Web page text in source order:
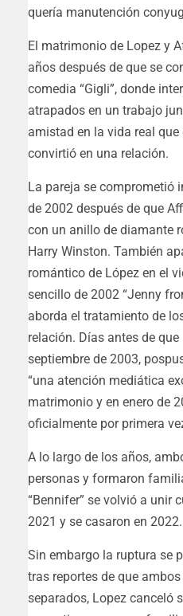
quería manutención
El matrimonio de Lopez y
años después de que se
comedia “Gigli”, donde
atrapados en un trabajo
amistad en la vida real
convirtió en una relación.
La pareja se comprometió
de 2002 después de que
con un anillo de diamante
Harry Winston. También
romántico de López en el
sencillo de 2002 “Jenny
aborda el tratamiento de
relación. Días antes de
septiembre de 2003,
“una atención mediática
matrimonio y en enero de
oficialmente por primera
A lo largo de los años,
personas y formaron
“Bennifer” se volvió a unir
2021 y se casaron en 2022.
Sin embargo la ruptura se
tras reportes de que
separados, Lopez canceló